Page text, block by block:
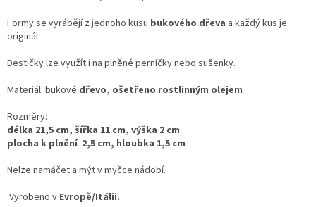
Formy se vyrábějí z jednoho kusu bukového dřeva a každý kus je
originál.
Destičky lze využít i na plněné perníčky nebo sušenky.
Materiál: bukové dřevo, ošetřeno rostlinným olejem
Rozměry:
délka 21,5 cm, šířka 11 cm, výška 2 cm
plocha k plnění 2,5 cm, hloubka 1,5 cm
Nelze namáčet a mýt v myčce nádobí.
Vyrobeno v Evropě/Itálii.